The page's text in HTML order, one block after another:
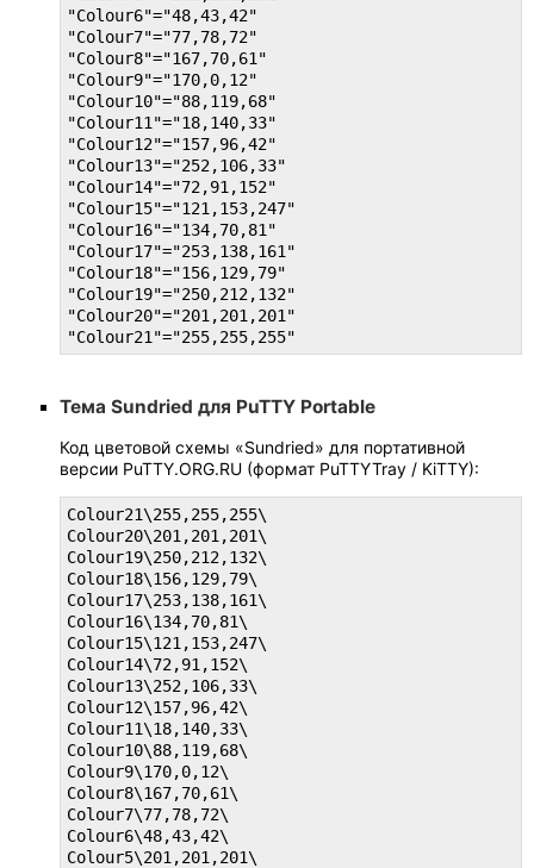
"Colour6"="48,43,42"
"Colour7"="77,78,72"
"Colour8"="167,70,61"
"Colour9"="170,0,12"
"Colour10"="88,119,68"
"Colour11"="18,140,33"
"Colour12"="157,96,42"
"Colour13"="252,106,33"
"Colour14"="72,91,152"
"Colour15"="121,153,247"
"Colour16"="134,70,81"
"Colour17"="253,138,161"
"Colour18"="156,129,79"
"Colour19"="250,212,132"
"Colour20"="201,201,201"
"Colour21"="255,255,255"
Тема Sundried для PuTTY Portable
Код цветовой схемы «Sundried» для портативной
версии PuTTY.ORG.RU (формат PuTTYTray / KiTTY):
Colour21\255,255,255\
Colour20\201,201,201\
Colour19\250,212,132\
Colour18\156,129,79\
Colour17\253,138,161\
Colour16\134,70,81\
Colour15\121,153,247\
Colour14\72,91,152\
Colour13\252,106,33\
Colour12\157,96,42\
Colour11\18,140,33\
Colour10\88,119,68\
Colour9\170,0,12\
Colour8\167,70,61\
Colour7\77,78,72\
Colour6\48,43,42\
Colour5\201,201,201\